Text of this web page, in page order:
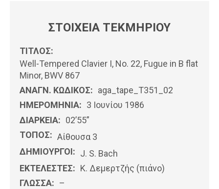
ΣΤΟΙΧΕΙΑ ΤΕΚΜΗΡΙΟΥ
ΤΙΤΛΟΣ:
Well-Tempered Clavier Ι, No. 22, Fugue in B flat
Minor, BWV 867
ΑΝΑΓΝ. ΚΩΔΙΚΟΣ: aga_tape_T351_02
ΗΜΕΡΟΜΗΝΊΑ: 3 Ιουνίου 1986
ΔΙΑΡΚΕΙΑ: 02’55”
ΤΟΠΟΣ: Αίθουσα 3
ΔΗΜΙΟΥΡΓΟΙ: J. S. Bach
ΕΚΤΕΛΕΣΤΕΣ: Κ. Δεμερτζής (πιάνο)
ΓΛΩΣΣΑ: –